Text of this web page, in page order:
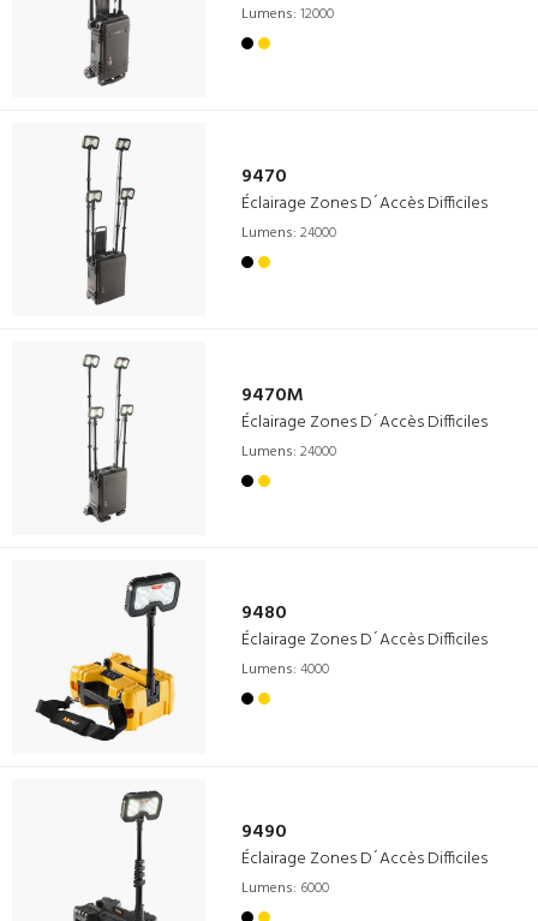
Lumens: 12000
9470
Éclairage Zones D´Accès Difficiles
Lumens: 24000
9470M
Éclairage Zones D´Accès Difficiles
Lumens: 24000
9480
Éclairage Zones D´Accès Difficiles
Lumens: 4000
9490
Éclairage Zones D´Accès Difficiles
Lumens: 6000